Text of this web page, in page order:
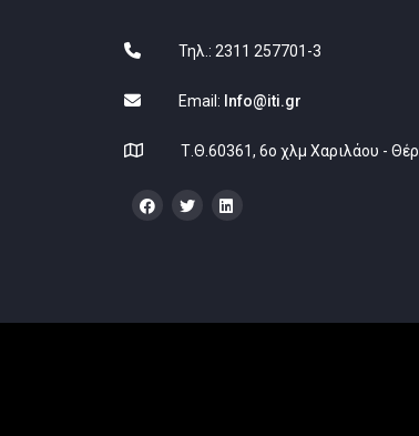
Τηλ.: 2311 257701-3
Email: Info@iti.gr
Τ.Θ.60361, 6ο χλμ Χαριλάου -